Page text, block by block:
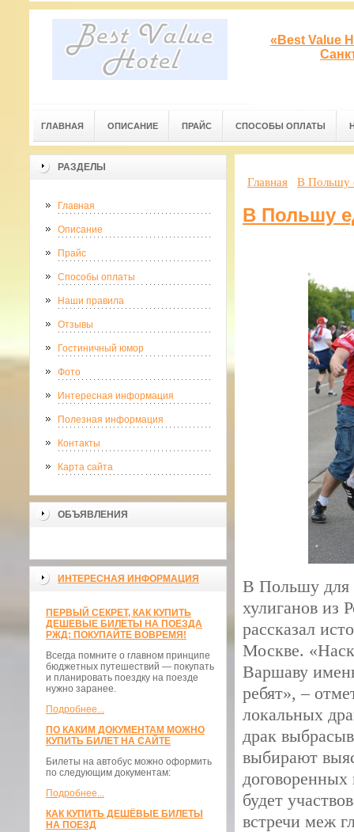
«Best Value
ГЛАВНАЯ ОПИСАНИЕ ПРАЙС СПОСОБЫ ОПЛАТЫ
РАЗДЕЛЫ
Главная
Описание
Прайс
Способы оплаты
Наши правила
Отзывы
Гостиничный юмор
Фото
Интересная информация
Полезная информация
Контакты
Карта сайта
ОБЪЯВЛЕНИЯ
ИНТЕРЕСНАЯ ИНФОРМАЦИЯ
ПЕРВЫЙ СЕКРЕТ, КАК КУПИТЬ
ДЕШЕВЫЕ БИЛЕТЫ НА ПОЕЗДА
РЖД: ПОКУПАЙТЕ ВОВРЕМЯ!
Всегда помните о главном принципе
бюджетных путешествий — покупать
и планировать поездку на поезде
нужно заранее.
Подробнее...
ПО КАКИМ ДОКУМЕНТАМ МОЖНО
КУПИТЬ БИЛЕТ НА САЙТЕ
Билеты на автобус можно оформить
по следующим документам:
Подробнее...
КАК КУПИТЬ ДЕШЁВЫЕ БИЛЕТЫ
НА ПОЕЗД
Главная В Польшу
В Польшу
В Польшу для
хулиганов из
рассказал
Москве.
Варшаву
ребят», –
локальных
драк
выбирают
будет
встречи меж